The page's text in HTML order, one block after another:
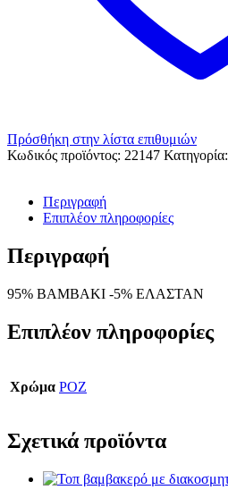
Πρόσθήκη στην λίστα επιθυμιών
Κωδικός προϊόντος: 22147 Κατηγορία:
Περιγραφή
Επιπλέον πληροφορίες
Περιγραφή
95% ΒΑΜΒΑΚΙ -5% ΕΛΑΣΤΑΝ
Επιπλέον πληροφορίες
Χρώμα ΡΟΖ
Σχετικά προϊόντα